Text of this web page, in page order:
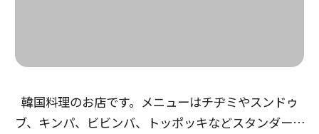
韓国料理のお店です。メニューはチヂミやスンドゥ
ブ、キンパ、ビビンバ、トッポッキなどスタンダード